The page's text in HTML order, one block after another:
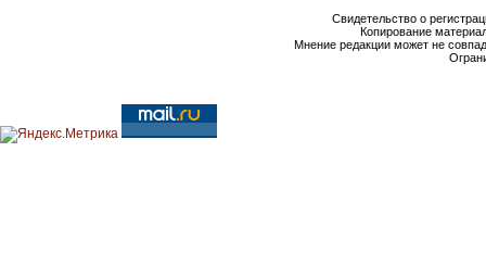
Свидетельство о
Копирование
Мнение редакции может не